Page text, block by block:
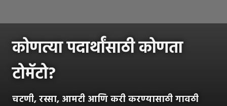
कोणत्या पदार्थांसाठी कोणता
टोमॅटो?
चटणी, रस्सा, आमटी आणि करी करण्यासाठी गावठी